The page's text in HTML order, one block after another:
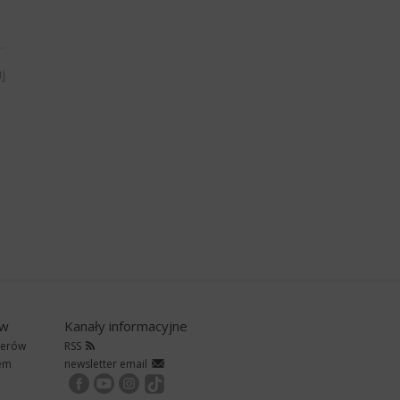
Kanały informacyjne
RSS
newsletter email